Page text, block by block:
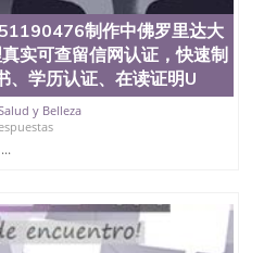
制作中佛罗里达大
实可查留信网认证，快速制
、学历认证、在读证明U
y Belleza
...